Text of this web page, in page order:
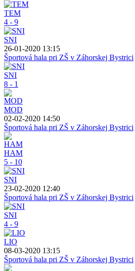
TEM
4 - 9
SNI
26-01-2020 13:15
Športová hala pri ZŠ v Záhorskej Bystrici
SNI
8 - 1
MOD
02-02-2020 14:50
Športová hala pri ZŠ v Záhorskej Bystrici
HAM
5 - 10
SNI
23-02-2020 12:40
Športová hala pri ZŠ v Záhorskej Bystrici
SNI
4 - 9
LIO
08-03-2020 13:15
Športová hala pri ZŠ v Záhorskej Bystrici